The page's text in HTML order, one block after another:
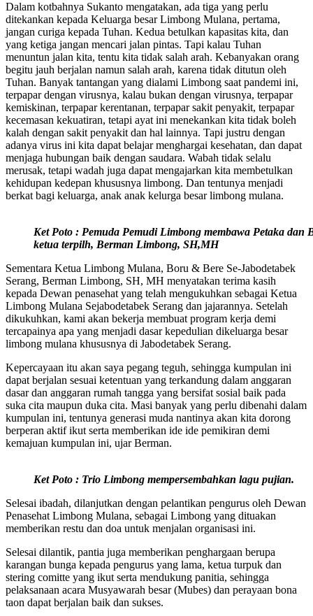
Dalam kotbahnya Sukanto mengatakan, ada tiga yang perlu
ditekankan kepada Keluarga besar Limbong Mulana, pertama,
jangan curiga kepada Tuhan. Kedua betulkan kapasitas kita, dan
yang ketiga jangan mencari jalan pintas. Tapi kalau Tuhan
menuntun jalan kita, tentu kita tidak salah arah. Kebanyakan orang
begitu jauh berjalan namun salah arah, karena tidak ditutun oleh
Tuhan. Banyak tantangan yang dialami Limbong saat pandemi ini,
terpapar dengan virusnya, kalau bukan dengan virusnya, terpapar
kemiskinan, terpapar kerentanan, terpapar sakit penyakit, terpapar
kecemasan kekuatiran, tetapi ayat ini menekankan kita tidak boleh
kalah dengan sakit penyakit dan hal lainnya. Tapi justru dengan
adanya virus ini kita dapat belajar menghargai kesehatan, dan dapat
menjaga hubungan baik dengan saudara. Wabah tidak selalu
merusak, tetapi wadah juga dapat mengajarkan kita membetulkan
kehidupan kedepan khususnya limbong. Dan tentunya menjadi
berkat bagi keluarga, anak anak kelurga besar limbong mulana.
Ket Poto : Pemuda Pemudi Limbong membawa Petaka
ketua terpilh, Berman Limbong, SH,MH
Sementara Ketua Limbong Mulana, Boru & Bere Se-Jabodetabek
Serang, Berman Limbong, SH, MH menyatakan terima kasih
kepada Dewan penasehat yang telah mengukuhkan sebagai Ketua
Limbong Mulana Sejabodetabek Serang dan jajarannya. Setelah
dikukuhkan, kami akan bekerja membuat program kerja demi
tercapainya apa yang menjadi dasar kepedulian dikeluarga besar
limbong mulana khususnya di Jabodetabek Serang.
Kepercayaan itu akan saya pegang teguh, sehingga kumpulan ini
dapat berjalan sesuai ketentuan yang terkandung dalam anggaran
dasar dan anggaran rumah tangga yang bersifat sosial baik pada
suka cita maupun duka cita. Masi banyak yang perlu dibenahi dalam
kumpulan ini, tentunya generasi muda nantinya akan kita dorong
berperan aktif ikut serta memberikan ide ide pemikiran demi
kemajuan kumpulan ini, ujar Berman.
Ket Poto : Trio Limbong mempersembahkan lagu pujian.
Selesai ibadah, dilanjutkan dengan pelantikan pengurus oleh Dewan
Penasehat Limbong Mulana, sebagai Limbong yang dituakan
memberikan restu dan doa untuk menjalan organisasi ini.
Selesai dilantik, pantia juga memberikan penghargaan berupa
karangan bunga kepada pengurus yang lama, ketua turpuk dan
stering comitte yang ikut serta mendukung panitia, sehingga
pelaksanaan acara Musyawarah besar (Mubes) dan perayaan bona
taon dapat berjalan baik dan sukses.